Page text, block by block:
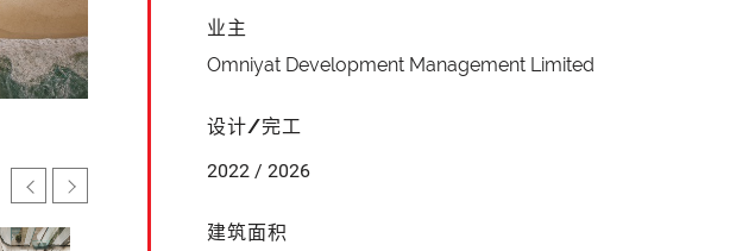
业主
Omniyat Development Management Limited
设计/完工
2022 / 2026
建筑面积